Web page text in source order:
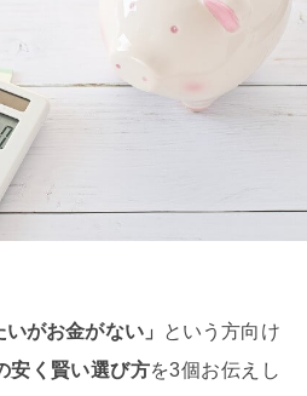
がお金がない」
という方向け
安く賢い選び方を3個お伝えし